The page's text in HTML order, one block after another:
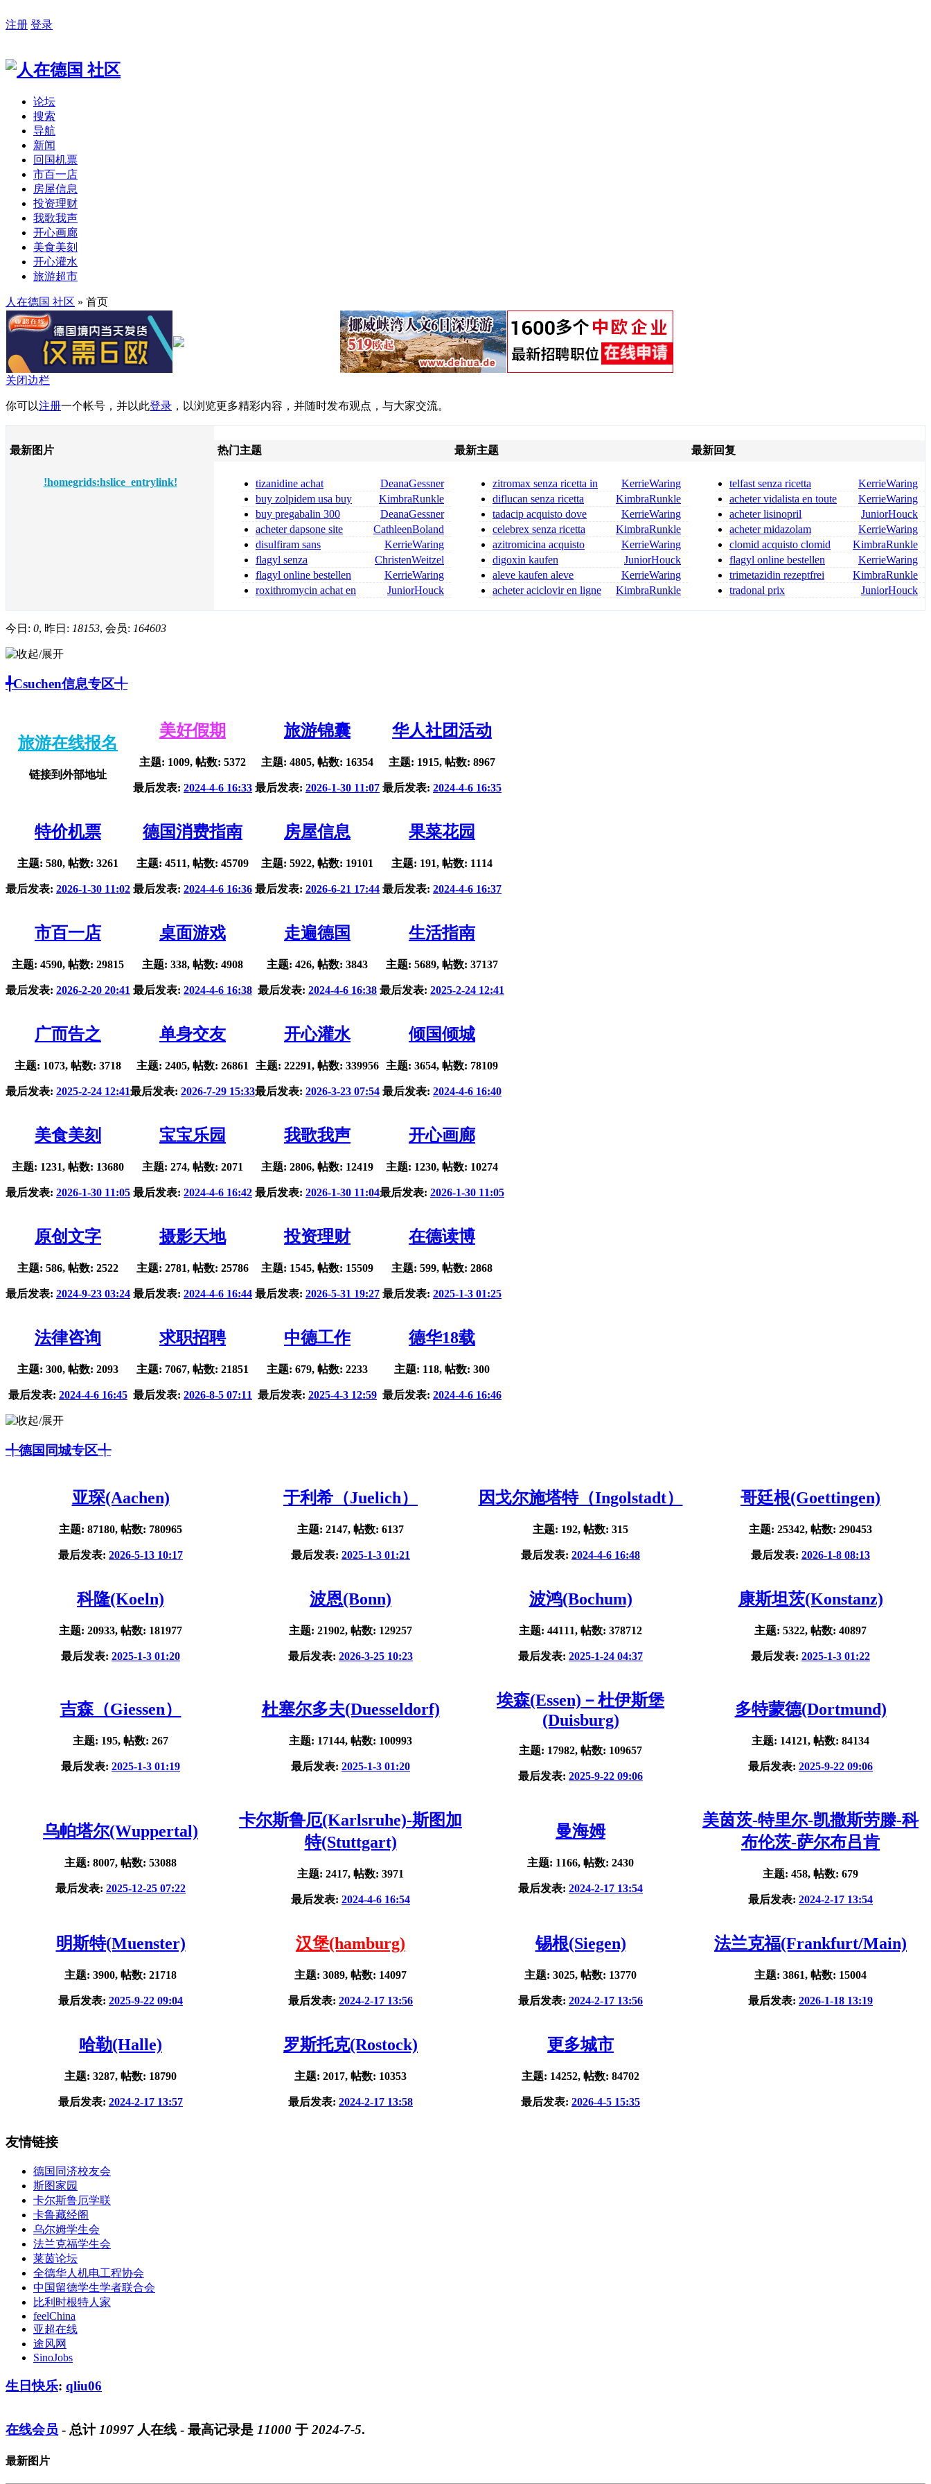
注册 登录
论坛
搜索
导航
新闻
回国机票
市百一店
房屋信息
投资理财
我歌我声
开心画廊
美食美刻
开心灌水
旅游超市
人在德国 社区 » 首页
关闭边栏
你可以注册一个帐号，并以此登录 ，以浏览更多精彩内容，并随时发布观点，与大家交流。
最新图片
!homegrids:hslice_entrylink!
热门主题
DeanaGessner
tizanidine achat
tizanidine sans ordonnance
KimbraRunkle
buy zolpidem usa buy
zolpidem
DeanaGessner
buy pregabalin 300
online pregabalin 300 mg for saCathleenBoland
acheter dapsone site
fiable
KerrieWaring
disulfiram sans
ordonnance
ChristenWeitzel
flagyl senza
prescrizione medica flagyl si può coKerrieWaring
flagyl online bestellen
flagyl bestellen
JuniorHouck
roxithromycin achat en
最新主题
KerrieWaring
zitromax senza ricetta in
farmacia zitromax online
KimbraRunkle
diflucan senza ricetta
diflucan acquisto on line
KerrieWaring
tadacip acquisto dove
comprare tadacip
KimbraRunkle
celebrex senza ricetta
celebrex 200 mg senza ricet
KerrieWaring
azitromicina acquisto
azitromicina senza ricetta
JuniorHouck
digoxin kaufen
KerrieWaring
aleve kaufen aleve
rezeptfrei
KimbraRunkle
acheter aciclovir en ligne
最新回复
KerrieWaring
telfast senza ricetta
fexofenadina senza ricetta
KerrieWaring
acheter vidalista en toute
sécurité
JuniorHouck
acheter lisinopril
hydrochlorothiazide acheter lis
KerrieWaring
acheter midazolam
comprimés 2026
KimbraRunkle
clomid acquisto clomid
acquisto on line
KerrieWaring
flagyl online bestellen
flagyl bestellen
KimbraRunkle
trimetazidin rezeptfrei
trimetazidin kaufen
JuniorHouck
tradonal prix
今日: 0, 昨日: 18153, 会员: 164603
╃Csuchen信息专区╃
旅游在线报名
链接到外部地址
美好假期
主题: 1009, 帖数: 5372
最后发表: 2024-4-6 16:33
旅游锦囊
主题: 4805, 帖数: 16354
最后发表: 2026-1-30 11:07
华人社团活动
主题: 1915, 帖数: 8967
最后发表: 2024-4-6 16:35
特价机票
主题: 580, 帖数: 3261
最后发表: 2026-1-30 11:02
德国消费指南
主题: 4511, 帖数: 45709
最后发表: 2024-4-6 16:36
房屋信息
主题: 5922, 帖数: 19101
最后发表: 2026-6-21 17:44
果菜花园
主题: 191, 帖数: 1114
最后发表: 2024-4-6 16:37
市百一店
主题: 4590, 帖数: 29815
最后发表: 2026-2-20 20:41
桌面游戏
主题: 338, 帖数: 4908
最后发表: 2024-4-6 16:38
走遍德国
主题: 426, 帖数: 3843
最后发表: 2024-4-6 16:38
生活指南
主题: 5689, 帖数: 37137
最后发表: 2025-2-24 12:41
广而告之
主题: 1073, 帖数: 3718
最后发表: 2025-2-24 12:41
单身交友
主题: 2405, 帖数: 26861
最后发表: 2026-7-29 15:33
开心灌水
主题: 22291, 帖数: 339956
最后发表: 2026-3-23 07:54
倾国倾城
主题: 3654, 帖数: 78109
最后发表: 2024-4-6 16:40
美食美刻
主题: 1231, 帖数: 13680
最后发表: 2026-1-30 11:05
宝宝乐园
主题: 274, 帖数: 2071
最后发表: 2024-4-6 16:42
我歌我声
主题: 2806, 帖数: 12419
最后发表: 2026-1-30 11:04
开心画廊
主题: 1230, 帖数: 10274
最后发表: 2026-1-30 11:05
原创文字
主题: 586, 帖数: 2522
最后发表: 2024-9-23 03:24
摄影天地
主题: 2781, 帖数: 25786
最后发表: 2024-4-6 16:44
投资理财
主题: 1545, 帖数: 15509
最后发表: 2026-5-31 19:27
在德读博
主题: 599, 帖数: 2868
最后发表: 2025-1-3 01:25
法律咨询
主题: 300, 帖数: 2093
最后发表: 2024-4-6 16:45
求职招聘
主题: 7067, 帖数: 21851
最后发表: 2026-8-5 07:11
中德工作
主题: 679, 帖数: 2233
最后发表: 2025-4-3 12:59
德华18载
主题: 118, 帖数: 300
最后发表: 2024-4-6 16:46
╃德国同城专区╃
亚琛(Aachen)
主题: 87180, 帖数: 780965
最后发表: 2026-5-13 10:17
于利希（Juelich）
主题: 2147, 帖数: 6137
最后发表: 2025-1-3 01:21
因戈尔施塔特（Ingolstadt）
主题: 192, 帖数: 315
最后发表: 2024-4-6 16:48
哥廷根(Goettingen)
主题: 25342, 帖数: 290453
最后发表: 2026-1-8 08:13
科隆(Koeln)
主题: 20933, 帖数: 181977
最后发表: 2025-1-3 01:20
波恩(Bonn)
主题: 21902, 帖数: 129257
最后发表: 2026-3-25 10:23
波鸿(Bochum)
主题: 44111, 帖数: 378712
最后发表: 2025-1-24 04:37
康斯坦茨(Konstanz)
主题: 5322, 帖数: 40897
最后发表: 2025-1-3 01:22
吉森（Giessen）
主题: 195, 帖数: 267
最后发表: 2025-1-3 01:19
杜塞尔多夫(Duesseldorf)
主题: 17144, 帖数: 100993
最后发表: 2025-1-3 01:20
埃森(Essen)－杜伊斯堡
(Duisburg)
主题: 17982, 帖数: 109657
最后发表: 2025-9-22 09:06
多特蒙德(Dortmund)
主题: 14121, 帖数: 84134
最后发表: 2025-9-22 09:06
乌帕塔尔(Wuppertal)
主题: 8007, 帖数: 53088
最后发表: 2025-12-25 07:22
卡尔斯鲁厄(Karlsruhe)-斯图加
特(Stuttgart)
主题: 2417, 帖数: 3971
最后发表: 2024-4-6 16:54
曼海姆
主题: 1166, 帖数: 2430
最后发表: 2024-2-17 13:54
美茵茨-特里尔-凯撒斯劳滕-科
布伦茨-萨尔布吕肯
主题: 458, 帖数: 679
最后发表: 2024-2-17 13:54
明斯特(Muenster)
主题: 3900, 帖数: 21718
最后发表: 2025-9-22 09:04
汉堡(hamburg)
主题: 3089, 帖数: 14097
最后发表: 2024-2-17 13:56
锡根(Siegen)
主题: 3025, 帖数: 13770
最后发表: 2024-2-17 13:56
法兰克福(Frankfurt/Main)
主题: 3861, 帖数: 15004
最后发表: 2026-1-18 13:19
哈勒(Halle)
主题: 3287, 帖数: 18790
最后发表: 2024-2-17 13:57
罗斯托克(Rostock)
主题: 2017, 帖数: 10353
最后发表: 2024-2-17 13:58
更多城市
主题: 14252, 帖数: 84702
最后发表: 2026-4-5 15:35
友情链接
德国同济校友会
斯图家园
卡尔斯鲁厄学联
卡鲁藏经阁
乌尔姆学生会
法兰克福学生会
莱茵论坛
全德华人机电工程协会
中国留德学生学者联合会
比利时根特人家
feelChina
亚超在线
途风网
SinoJobs
生日快乐: qliu06
在线会员 - 总计10997 人在线 - 最高记录是 11000 于2024-7-5.
最新图片